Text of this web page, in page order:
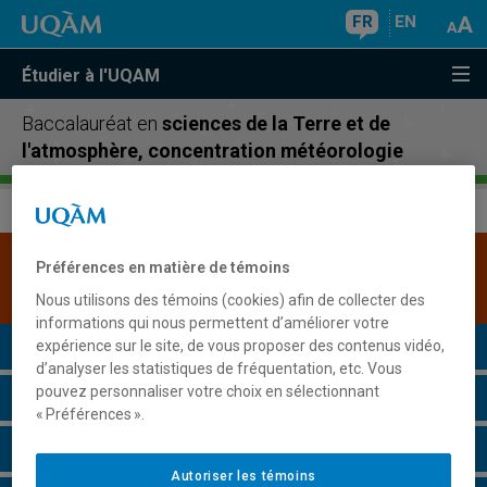
FR EN
Étudier à l'UQAM
Baccalauréat en sciences de la Terre et de
l'atmosphère, concentration météorologie
Une version plus récente de ce programme est
disponible. Cliquez ici pour la consulter
Présentation du programme
Conditions d'admission
Cours à suivre et horaires
Préférences en matière de témoins
Nous utilisons des témoins (cookies) afin de collecter des
informations qui nous permettent d’améliorer votre
expérience sur le site, de vous proposer des contenus vidéo,
d’analyser les statistiques de fréquentation, etc. Vous
pouvez personnaliser votre choix en sélectionnant
« Préférences ».
Autoriser les témoins